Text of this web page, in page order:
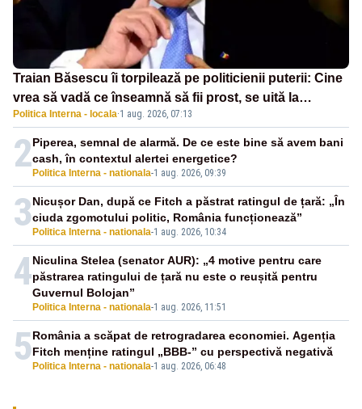
Traian Băsescu îi torpilează pe politicienii puterii: Cine
vrea să vadă ce înseamnă să fii prost, se uită la
România
Politica Interna - locala·1 aug. 2026, 07:13
2 Politica Interna - nationala-1 aug. 2026, 09:39
Piperea, semnal de alarmă. De ce este bine să avem bani
cash, în contextul alertei energetice?
3 Politica Interna - nationala-1 aug. 2026, 10:34
Nicușor Dan, după ce Fitch a păstrat ratingul de țară: „În
ciuda zgomotului politic, România funcționează”
4
Politica Interna - nationala-1 aug. 2026, 11:51
Niculina Stelea (senator AUR): „4 motive pentru care
păstrarea ratingului de țară nu este o reușită pentru
Guvernul Bolojan”
5 Politica Interna - nationala-1 aug. 2026, 06:48
România a scăpat de retrogradarea economiei. Agenția
Fitch menține ratingul „BBB-” cu perspectivă negativă